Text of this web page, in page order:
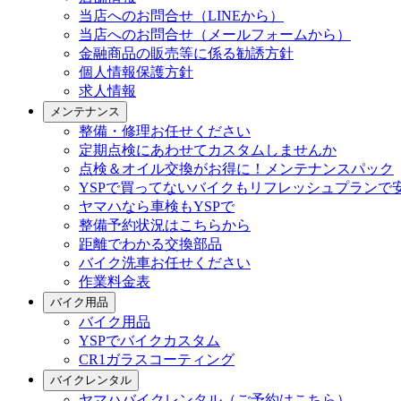
当店へのお問合せ（LINEから）
当店へのお問合せ（メールフォームから）
金融商品の販売等に係る勧誘方針
個人情報保護方針
求人情報
メンテナンス
整備・修理お任せください
定期点検にあわせてカスタムしませんか
点検＆オイル交換がお得に！メンテナンスパック
YSPで買ってないバイクもリフレッシュプランで
ヤマハなら車検もYSPで
整備予約状況はこちらから
距離でわかる交換部品
バイク洗車お任せください
作業料金表
バイク用品
バイク用品
YSPでバイクカスタム
CR1ガラスコーティング
バイクレンタル